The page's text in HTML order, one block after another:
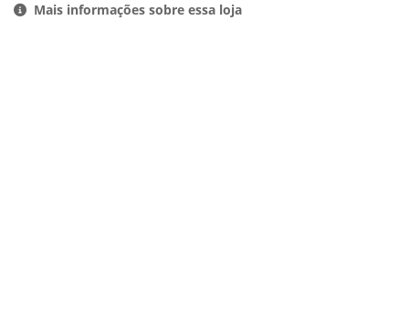
Mais informações sobre essa loja